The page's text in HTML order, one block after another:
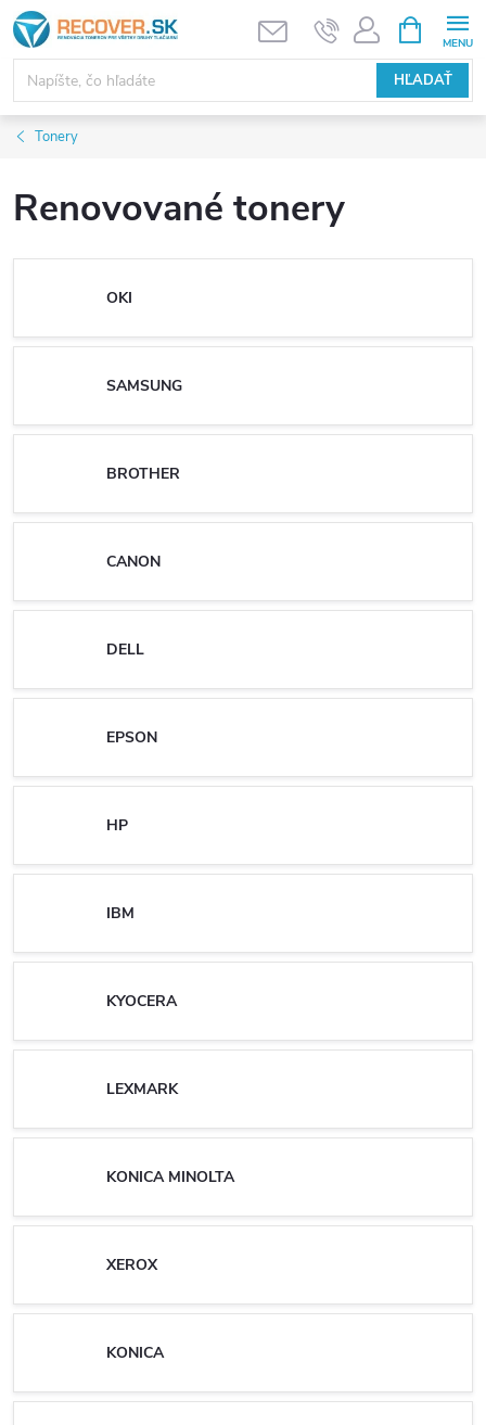
Prejsť
na
obsah
HĽADAŤ
KOŠÍK
Tonery
Renovované tonery
OKI
SAMSUNG
BROTHER
CANON
DELL
EPSON
HP
IBM
KYOCERA
LEXMARK
KONICA MINOLTA
XEROX
KONICA